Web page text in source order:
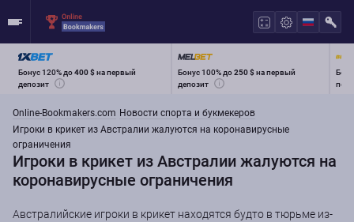
Бонус 120% до400 $на первый
депозит
Бонус 100% до250 $на первый
депозит
Online-Bookmakers.com Новости спорта и букмекеров
Игроки в крикет из Австралии жалуются на коронавирусные
ограничения
Игроки в крикет из Австралии жалуются на
коронавирусные ограничения
Австралийские игроки в крикет находятся будто в тюрьме из-